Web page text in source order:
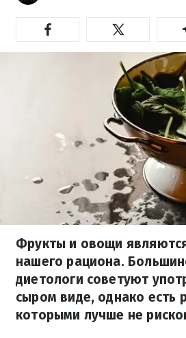
Фрукты и овощи
нашего рациона.
диетологи советуют
сыром виде, однако есть
которыми лучше не